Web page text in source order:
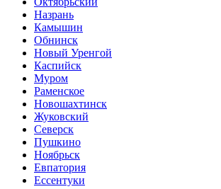
Назрань
Камышин
Обнинск
Новый Уренгой
Каспийск
Муром
Раменское
Новошахтинск
Жуковский
Северск
Пушкино
Ноябрьск
Евпатория
Ессентуки